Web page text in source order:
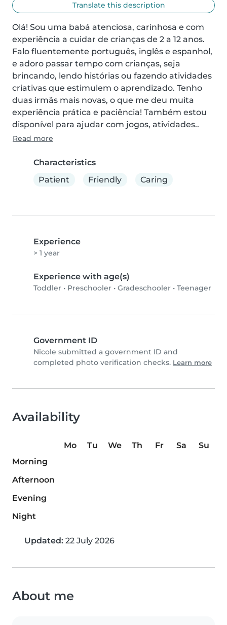
Translate this description
Olá! Sou uma babá atenciosa, carinhosa e com
experiência a cuidar de crianças de 2 a 12 anos.
Falo fluentemente português, inglês e espanhol,
e adoro passar tempo com crianças, seja
brincando, lendo histórias ou fazendo atividades
criativas que estimulem o aprendizado. Tenho
duas irmãs mais novas, o que me deu muita
experiência prática e paciência! Também estou
disponível para ajudar com jogos, atividades..
Read more
Characteristics
Patient
Friendly Caring
Experience
> 1 year
Experience with age(s)
Toddler • Preschooler • Gradeschooler • Teenager
Government ID
Nicole submitted a government ID and
completed photo verification checks. Learn more
Availability
Mo Tu We Th Fr Sa
Su
Morning
Afternoon
Evening
Night
Updated: 22 July 2026
About me